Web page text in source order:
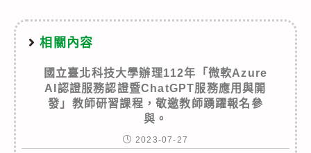
相關內容
國立臺北科技大學辦理112年「微軟Azure
AI認證服務認證暨ChatGPT服務應用與開
發」教師研習課程，敬邀教師踴躍報名參
與。
2023-07-27